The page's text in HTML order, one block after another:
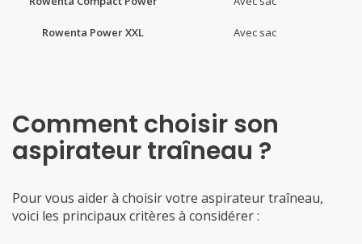
Rowenta Power XXL Avec sac
Comment choisir son
aspirateur traîneau ?
Pour vous aider à choisir votre aspirateur traîneau,
voici les principaux critères à considérer :